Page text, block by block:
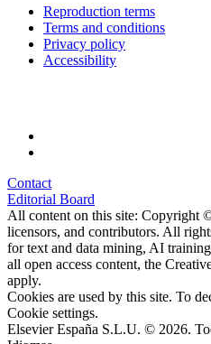
Reproduction terms
Terms and conditions
Privacy policy
Accessibility
Contact
Editorial Board
All content on this site: Copyright
licensors, and contributors. All
for text and data mining, AI
all open access content, the
apply.
Cookies are used by this site. To
Cookie settings.
Elsevier España S.L.U. © 2026.